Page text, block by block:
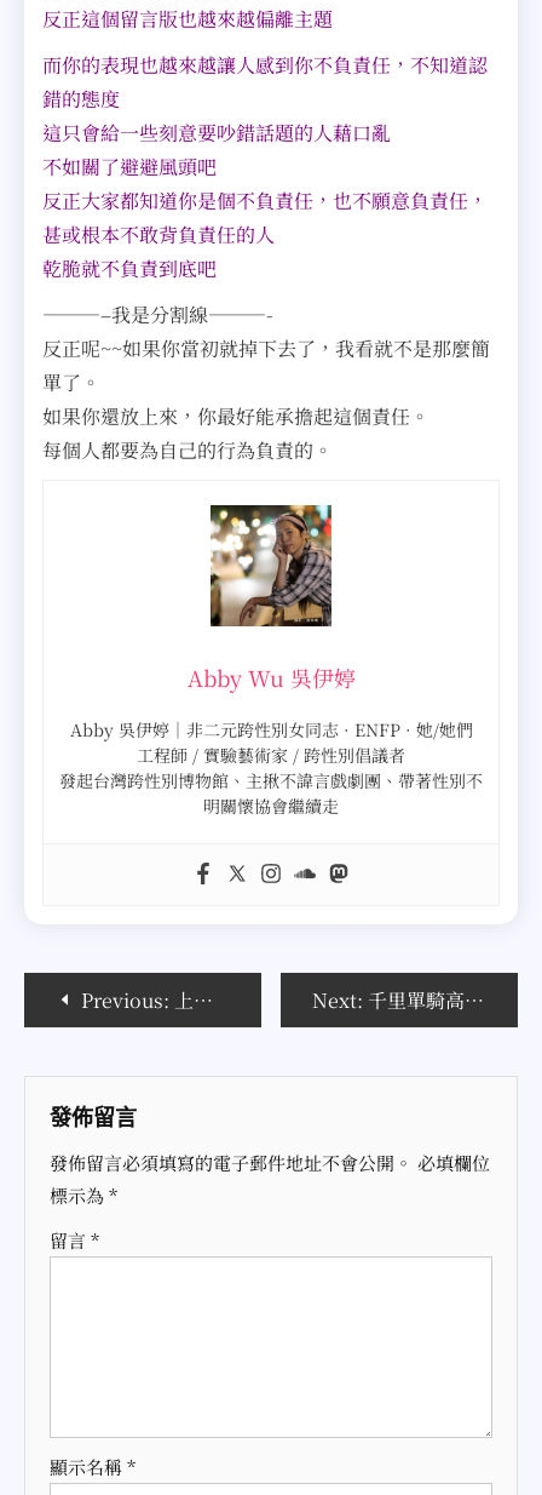
反正這個留言版也越來越偏離主題
而你的表現也越來越讓人感到你不負責任，不知道認
錯的態度
這只會給一些刻意要吵錯話題的人藉口亂
不如關了避避風頭吧
反正大家都知道你是個不負責任，也不願意負責任，
甚或根本不敢背負責任的人
乾脆就不負責到底吧
———–我是分割線———-
反正呢~~如果你當初就掉下去了，我看就不是那麼簡
單了。
如果你還放上來，你最好能承擔起這個責任。
每個人都要為自己的行為負責的。
Abby Wu 吳伊婷
Abby 吳伊婷｜非二元跨性別女同志 · ENFP · 她/她們
工程師 / 實驗藝術家 / 跨性別倡議者
發起台灣跨性別博物館、主揪不諱言戲劇團、帶著性別不
明關懷協會繼續走
導
覽
Previous: 上新聞後，他關閉了無名 Next: 千里單騎高鐵行(圖)
發佈留言
發佈留言必須填寫的電子郵件地址不會公開。 必填欄位
標示為*
留言 *
顯示名稱*